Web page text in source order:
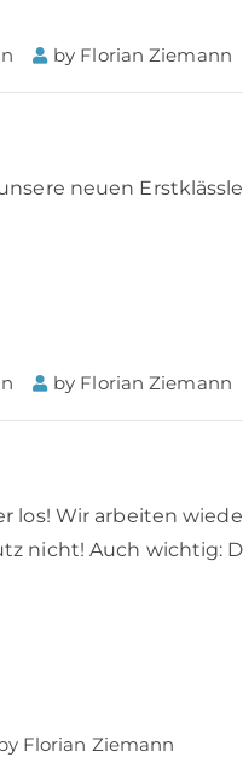
by Florian Ziemann
neuen
by Florian Ziemann
los! Wir arbeiten
nicht! Auch wichtig:
Florian Ziemann